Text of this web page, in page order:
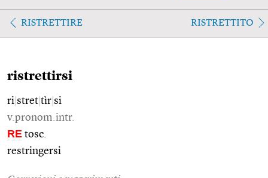
RISTRETTIRE RISTRETTITO
ristrettirsi
ri stret tìr si
v.pronom.intr.
RE tosc.
restringersi